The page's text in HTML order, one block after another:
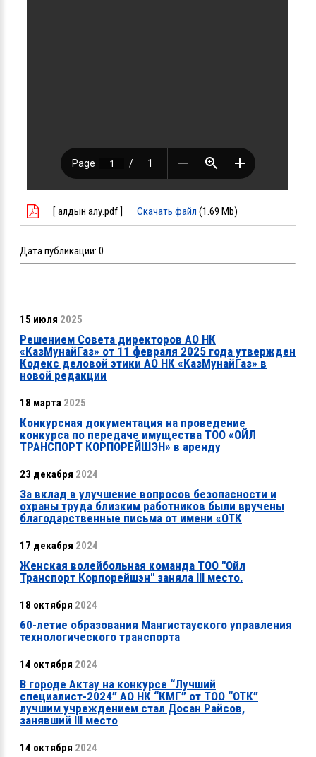
[ алдын алу.pdf ] Скачать файл (1.69 Mb)
Дата публикации: 0
15 июля 2025
Решением Совета директоров АО НК
«КазМунайГаз» от 11 февраля 2025 года утвержден
Кодекс деловой этики АО НК «КазМунайГаз» в
новой редакции
18 марта 2025
Конкурсная документация на проведение
конкурса по передаче имущества ТОО «ОЙЛ
ТРАНСПОРТ КОРПОРЕЙШЭН» в аренду
23 декабря 2024
За вклад в улучшение вопросов безопасности и
охраны труда близким работников были вручены
благодарственные письма от имени «ОТК
17 декабря 2024
Женская волейбольная команда ТОО "Ойл
Транспорт Корпорейшэн" заняла ІІІ место.
18 октября 2024
60-летие образования Мангистауского управления
технологического транспорта
14 октября 2024
В городе Актау на конкурсе “Лучший
специалист-2024” АО НК “КМГ” от ТОО “ОТК”
лучшим учреждением стал Досан Райсов,
занявший ІІІ место
14 октября 2024